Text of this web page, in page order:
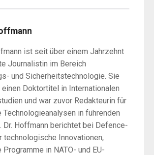
ist seit über einem Jahrzehnt
Journalistin im Bereich
und Sicherheitstechnologie. Sie
Doktortitel in Internationalen
und war zuvor Redakteurin für
in führenden
Dr. Hoffmann berichtet bei Defence-
technologische Innovationen,
in NATO- und EU-